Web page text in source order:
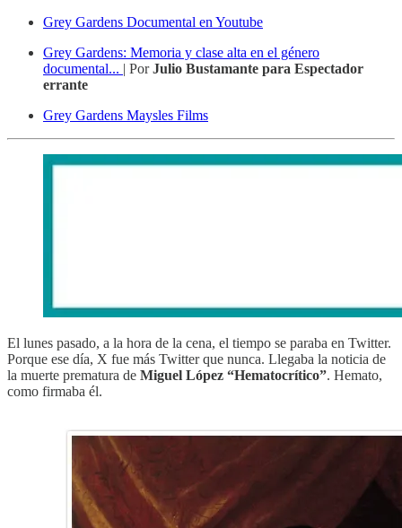
Grey Gardens Documental en Youtube
Grey Gardens: Memoria y clase alta en el género
documental... | PorJulio Bustamante para Espectador
errante
Grey Gardens Maysles Films
El lunes pasado, a la hora de la cena, el tiempo se paraba en Twitter.
Porque ese día, X fue más Twitter que nunca. Llegaba la noticia de
la muerte prematura de Miguel López “Hematocrítico”. Hemato,
como firmaba él.